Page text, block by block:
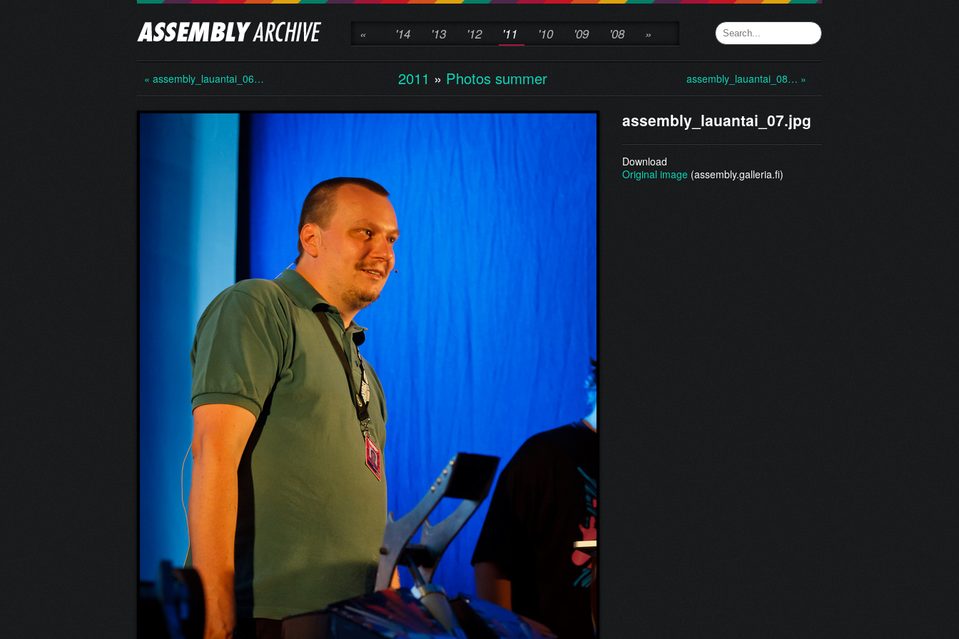
« '14 '13 '12 '11 '10 '09 '08 »
« assembly_lauantai_06… 2011 » Photos summer assembly_lauantai_08… »
assembly_lauantai_07.jpg
Download
Original image (assembly.galleria.fi)